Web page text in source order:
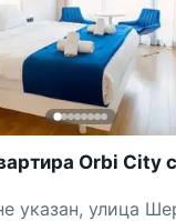
Orbi City
указан, улица